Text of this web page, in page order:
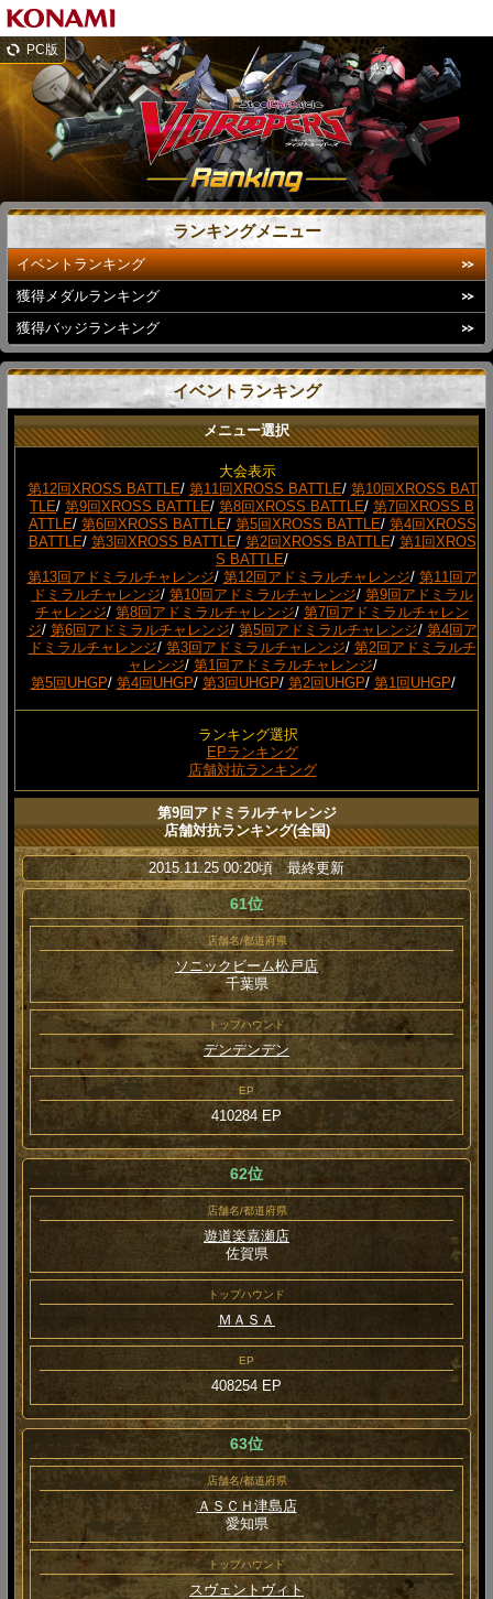
PC版
ランキングメニュー
イベントランキング
獲得メダルランキング
獲得バッジランキング
イベントランキング
メニュー選択
大会表示
第12回XROSS BATTLE/ 第11回XROSS BATTLE/ 第10回XROSS BAT
TLE/ 第9回XROSS BATTLE/ 第8回XROSS BATTLE/ 第7回XROSS B
ATTLE/ 第6回XROSS BATTLE/ 第5回XROSS BATTLE/ 第4回XROSS
BATTLE/ 第3回XROSS BATTLE/ 第2回XROSS BATTLE/ 第1回XROS
S BATTLE/
第13回アドミラルチャレンジ/ 第12回アドミラルチャレンジ/ 第11回ア
ドミラルチャレンジ/ 第10回アドミラルチャレンジ/ 第9回アドミラル
チャレンジ/ 第8回アドミラルチャレンジ/ 第7回アドミラルチャレン
ジ/ 第6回アドミラルチャレンジ/ 第5回アドミラルチャレンジ/ 第4回ア
ドミラルチャレンジ/ 第3回アドミラルチャレンジ/ 第2回アドミラルチ
ャレンジ/ 第1回アドミラルチャレンジ/
第5回UHGP/ 第4回UHGP/ 第3回UHGP/ 第2回UHGP/ 第1回UHGP/
ランキング選択
EPランキング
店舗対抗ランキング
第9回アドミラルチャレンジ
店舗対抗ランキング(全国)
2015.11.25 00:20頃 最終更新
61位
店舗名/都道府県
ソニックビーム松戸店
千葉県
トップハウンド
デンデンデン
EP
410284 EP
62位
店舗名/都道府県
遊道楽嘉瀬店
佐賀県
トップハウンド
ＭＡＳＡ
EP
408254 EP
63位
店舗名/都道府県
ＡＳＣＨ津島店
愛知県
トップハウンド
スヴェントヴィト